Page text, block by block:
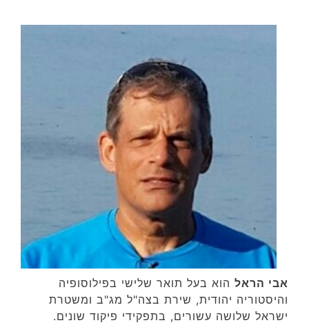
אבי הראל הוא בעל תואר שלישי בפילוסופיה
והיסטוריה יהודית, שירת בצה"ל מג"ב ומשטרת
ישראל שלושה עשורים, בתפקידי פיקוד שונים.